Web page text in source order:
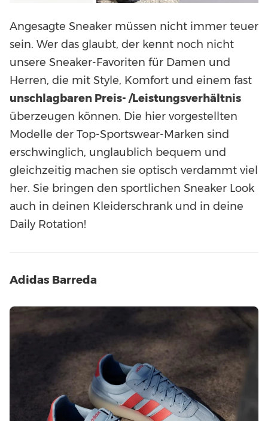
Angesagte Sneaker müssen nicht immer teuer
sein. Wer das glaubt, der kennt noch nicht
unsere Sneaker-Favoriten für Damen und
Herren, die mit Style, Komfort und einem fast
unschlagbaren Preis- /Leistungsverhältnis
überzeugen können. Die hier vorgestellten
Modelle der Top-Sportswear-Marken sind
erschwinglich, unglaublich bequem und
gleichzeitig machen sie optisch verdammt viel
her. Sie bringen den sportlichen Sneaker Look
auch in deinen Kleiderschrank und in deine
Daily Rotation!
Adidas Barreda